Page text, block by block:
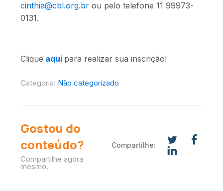
cinthia@cbl.org.br ou pelo telefone 11 99973-
0131.
Clique aqui para realizar sua inscrição!
Categoria: Não categorizado
Gostou do
conteúdo?
Compartilhe agora
mesmo.
Compartilhe: